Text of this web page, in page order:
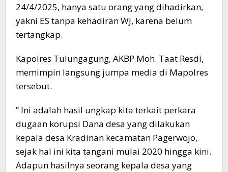
24/4/2025, hanya satu orang yang dihadirkan,
yakni ES tanpa kehadiran WJ, karena belum
tertangkap.
Kapolres Tulungagung, AKBP Moh. Taat Resdi,
memimpin langsung jumpa media di Mapolres
tersebut.
” Ini adalah hasil ungkap kita terkait perkara
dugaan korupsi Dana desa yang dilakukan
kepala desa Kradinan kecamatan Pagerwojo,
sejak hal ini kita tangani mulai 2020 hingga kini.
Adapun hasilnya seorang kepala desa yang